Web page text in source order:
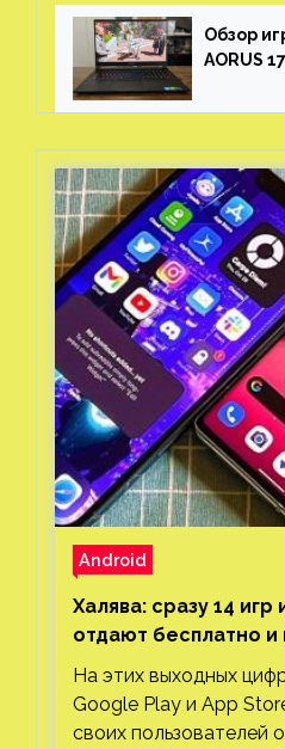
Обзор
AORUS
Android
Халява: сразу 14 игр
отдают бесплатно и
Play и App Store.
загрузок
На этих выходных
Google Play и App
своих пользователей